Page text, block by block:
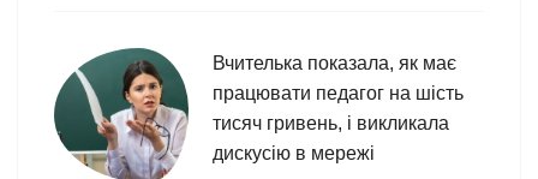
Вчителька показала, як має
працювати педагог на шість
тисяч гривень, і викликала
дискусію в мережі